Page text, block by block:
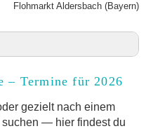
Flohmarkt Aldersbach (Bayern)
auf dem Trödelmarkt
gibt es?
– Termine für 2026
gezielt nach einem
suchen — hier findest du